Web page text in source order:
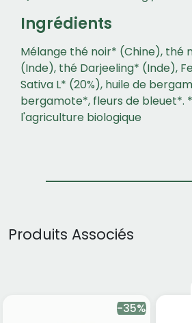
Ingrédients
Mélange thé noir* (Chine), thé
(Inde), thé Darjeeling* (Inde),
Sativa L* (20%), huile de
bergamote*, fleurs de bleuet*.
l'agriculture biologique
Produits Associés
-35%